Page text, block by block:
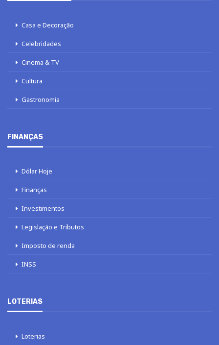
Casa e Decoração
Celebridades
Cinema & TV
Cultura
Gastronomia
FINANÇAS
Dólar Hoje
Finanças
Investimentos
Legislação e Tributos
Imposto de renda
INSS
LOTERIAS
Loterias